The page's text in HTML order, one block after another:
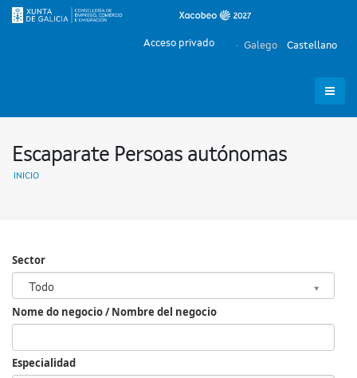
Galego Castellano
Acceso privado
Escaparate Persoas autónomas
INICIO
Sector
Todo
Sector
Nome do negocio / Nombre del negocio
Especialidad